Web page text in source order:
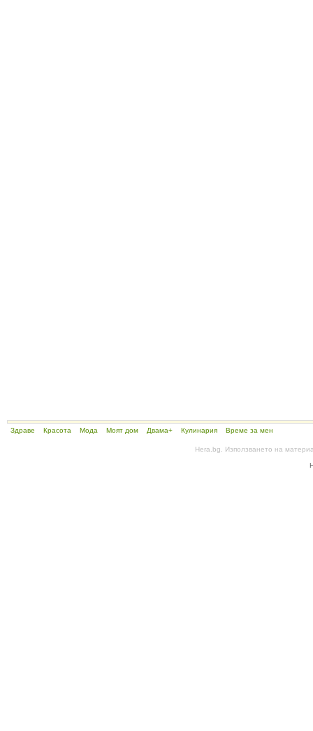
Здраве Красота Мода Моят дом Двама+ Кулинария Време за мен
Hera.bg. Използването на